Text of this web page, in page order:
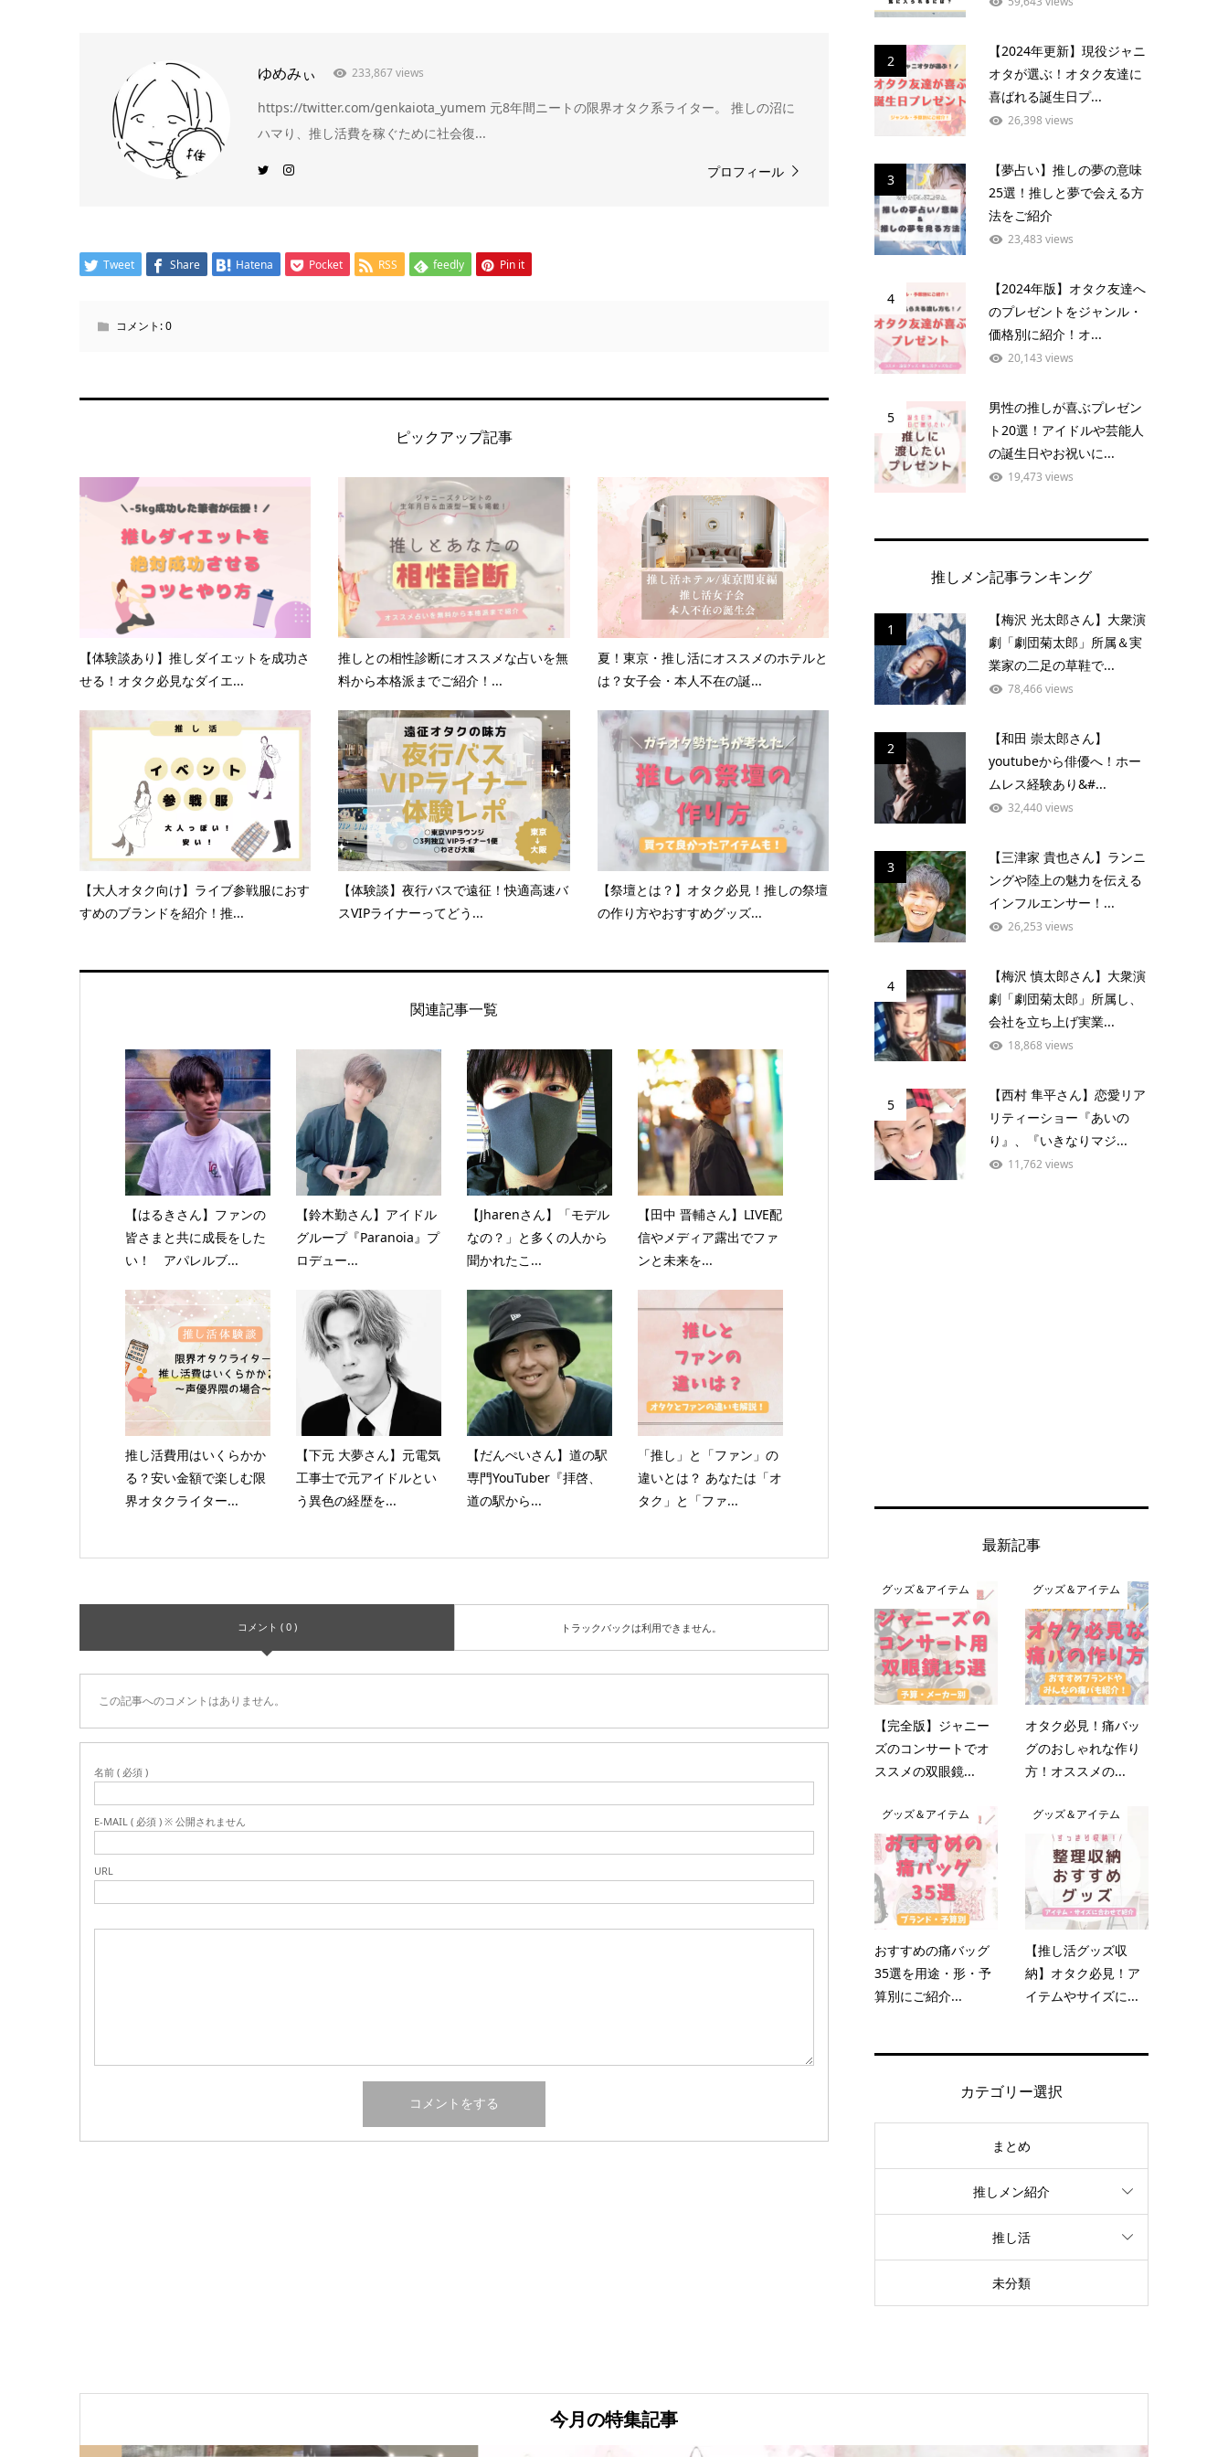
ゆめみぃ 233,867 views
https://twitter.com/genkaiota_yumem 元8年間ニートの限界オタク系ライター。 推しの沼に
ハマり、推し活費を稼ぐために社会復...
プロフィール
Tweet Share Hatena Pocket RSS feedly Pin it
コメント:0
ピックアップ記事
【体験談あり】推しダイエットを成功さ
せる！オタク必見なダイエ...
推しとの相性診断にオススメな占いを無
料から本格派までご紹介！...
夏！東京・推し活にオススメのホテルと
は？女子会・本人不在の誕...
【大人オタク向け】ライブ参戦服におす
すめのブランドを紹介！推...
【体験談】夜行バスで遠征！快適高速バ
スVIPライナーってどう...
【祭壇とは？】オタク必見！推しの祭壇
の作り方やおすすめグッズ...
関連記事一覧
【はるきさん】ファンの
皆さまと共に成長をした
い！ アパレルブ...
【鈴木勤さん】アイドル
グループ『Paranoia』プ
ロデュー...
【Jharenさん】「モデル
なの？」と多くの人から
聞かれたこ...
【田中 晋輔さん】LIVE配
信やメディア露出でファ
ンと未来を...
推し活費用はいくらかか
る？安い金額で楽しむ限
界オタクライター...
【下元 大夢さん】元電気
工事士で元アイドルとい
う異色の経歴を...
【だんぺいさん】道の駅
専門YouTuber『拝啓、
道の駅から...
「推し」と「ファン」の
違いとは？ あなたは「オ
タク」と「ファ...
コメント ( 0 ) トラックバックは利用できません。
この記事へのコメントはありません。
名前 ( 必須 )
E-MAIL ( 必須 ) ※ 公開されません
URL
2
【2024年更新】現役ジャニ
オタが選ぶ！オタク友達に
喜ばれる誕生日プ...
26,398 views
3
【夢占い】推しの夢の意味
25選！推しと夢で会える方
法をご紹介
23,483 views
4
【2024年版】オタク友達へ
のプレゼントをジャンル・
価格別に紹介！オ...
20,143 views
5
男性の推しが喜ぶプレゼン
ト20選！アイドルや芸能人
の誕生日やお祝いに...
19,473 views
推しメン記事ランキング
1
【梅沢 光太郎さん】大衆演
劇「劇団菊太郎」所属＆実
業家の二足の草鞋で...
78,466 views
2
【和田 崇太郎さん】
youtubeから俳優へ！ホー
ムレス経験あり&#...
32,440 views
3
【三津家 貴也さん】ランニ
ングや陸上の魅力を伝える
インフルエンサー！...
26,253 views
4
【梅沢 慎太郎さん】大衆演
劇「劇団菊太郎」所属し、
会社を立ち上げ実業...
18,868 views
5
【西村 隼平さん】恋愛リア
リティーショー『あいの
り』、『いきなりマジ...
11,762 views
最新記事
グッズ＆アイテム
【完全版】ジャニー
ズのコンサートでオ
ススメの双眼鏡...
グッズ＆アイテム
オタク必見！痛バッ
グのおしゃれな作り
方！オススメの...
グッズ＆アイテム
おすすめの痛バッグ
35選を用途・形・予
算別にご紹介...
グッズ＆アイテム
【推し活グッズ収
納】オタク必見！ア
イテムやサイズに...
カテゴリー選択
まとめ
推しメン紹介
推し活
未分類
今月の特集記事